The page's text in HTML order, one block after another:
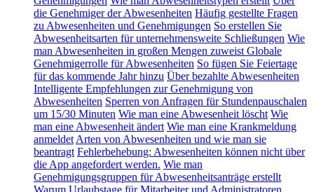
die Genehmiger der Abwesenheiten Häufig gestellte Fragen
zu Abwesenheiten und Genehmigungen So erstellen Sie
Abwesenheitsarten für unternehmensweite Schließungen Wie
man Abwesenheiten in großen Mengen zuweist Globale
Genehmigerrolle für Abwesenheiten So fügen Sie Feiertage
für das kommende Jahr hinzu Über bezahlte Abwesenheiten
Intelligente Empfehlungen zur Genehmigung von
Abwesenheiten Sperren von Anfragen für Stundenpauschalen
um 15/30 Minuten Wie man eine Abwesenheit löscht Wie
man eine Abwesenheit ändert Wie man eine Krankmeldung
anmeldet Arten von Abwesenheiten und wie man sie
beantragt Fehlerbehebung: Abwesenheiten können nicht über
die App angefordert werden. Wie man
Genehmigungsgruppen für Abwesenheitsanträge erstellt
Warum Urlaubstage für Mitarbeiter und Administratoren